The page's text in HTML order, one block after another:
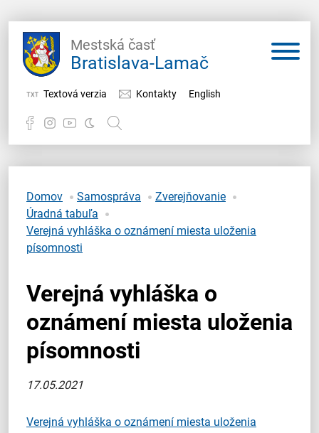
Mestská časť
Bratislava-Lamač
Textová verzia Kontakty English
Samospráva
Miestny úrad
O Lamači
Domov Samospráva
Zverejňovanie
Úradná tabuľa
Verejná vyhláška o oznámení miesta uloženia
písomnosti
Verejná vyhláška o
oznámení miesta uloženia
písomnosti
17.05.2021
Verejná vyhláška o oznámení miesta uloženia